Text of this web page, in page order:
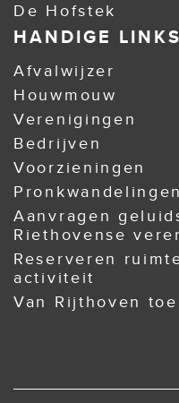
De Hofstek
HANDIGE LINKS
Afvalwijzer
Houwmouw
Verenigingen
Bedrijven
Voorzieningen
Pronkwandelingen
Aanvragen
Riethovense
Reserveren
activiteit
Van Rijthoven